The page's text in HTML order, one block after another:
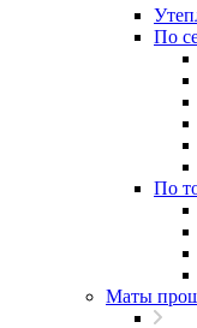
По
По
Маты